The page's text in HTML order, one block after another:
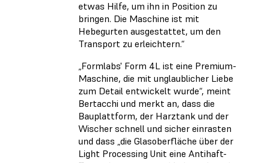
etwas Hilfe, um ihn in Position zu
bringen. Die Maschine ist mit
Hebegurten ausgestattet, um den
Transport zu erleichtern.“
„Formlabs' Form 4L ist eine Premium-
Maschine, die mit unglaublicher Liebe
zum Detail entwickelt wurde“, meint
Bertacchi und merkt an, dass die
Bauplattform, der Harztank und der
Wischer schnell und sicher einrasten
und dass „die Glasoberfläche über der
Light Processing Unit eine Antihaft-